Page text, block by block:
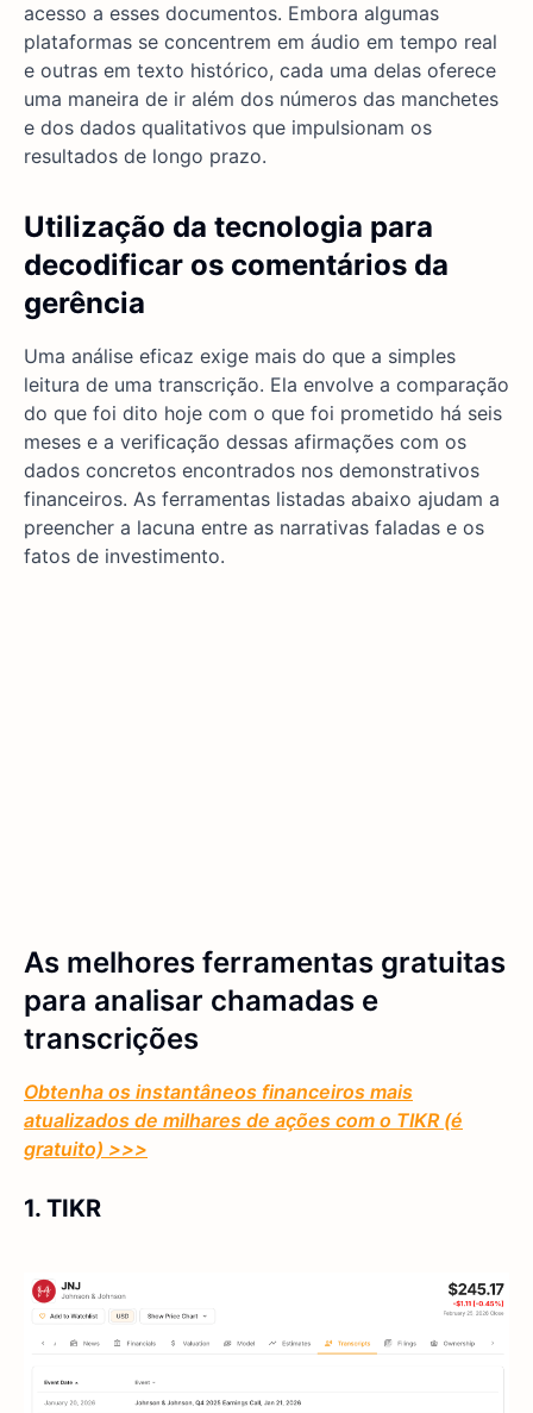
acesso a esses documentos. Embora algumas
plataformas se concentrem em áudio em tempo real
e outras em texto histórico, cada uma delas oferece
uma maneira de ir além dos números das manchetes
e dos dados qualitativos que impulsionam os
resultados de longo prazo.
Utilização da tecnologia para
decodificar os comentários da
gerência
Uma análise eficaz exige mais do que a simples
leitura de uma transcrição. Ela envolve a comparação
do que foi dito hoje com o que foi prometido há seis
meses e a verificação dessas afirmações com os
dados concretos encontrados nos demonstrativos
financeiros. As ferramentas listadas abaixo ajudam a
preencher a lacuna entre as narrativas faladas e os
fatos de investimento.
As melhores ferramentas gratuitas
para analisar chamadas e
transcrições
Obtenha os instantâneos financeiros mais
atualizados de milhares de ações com o TIKR (é
gratuito) >>>
1. TIKR